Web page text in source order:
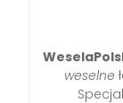
weselne